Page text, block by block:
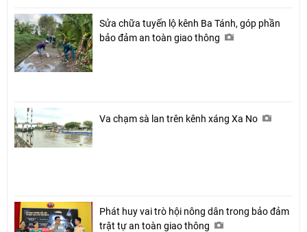
Sửa chữa tuyến lộ kênh Ba Tánh, góp phần
bảo đảm an toàn giao thông
Va chạm sà lan trên kênh xáng Xa No
Phát huy vai trò hội nông dân trong bảo đảm
trật tự an toàn giao thông